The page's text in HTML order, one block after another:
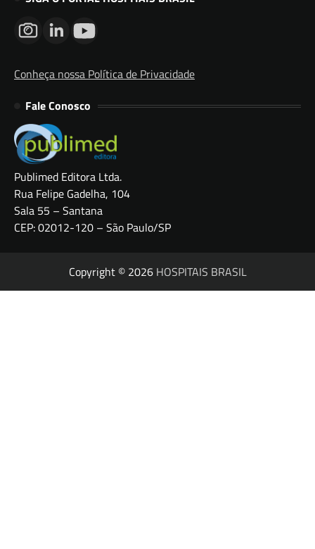
Conheça nossa Política de Privacidade
Fale Conosco
Publimed Editora Ltda.
Rua Felipe Gadelha, 104
Sala 55 – Santana
CEP: 02012-120 – São Paulo/SP
Copyright © 2026 HOSPITAIS BRASIL